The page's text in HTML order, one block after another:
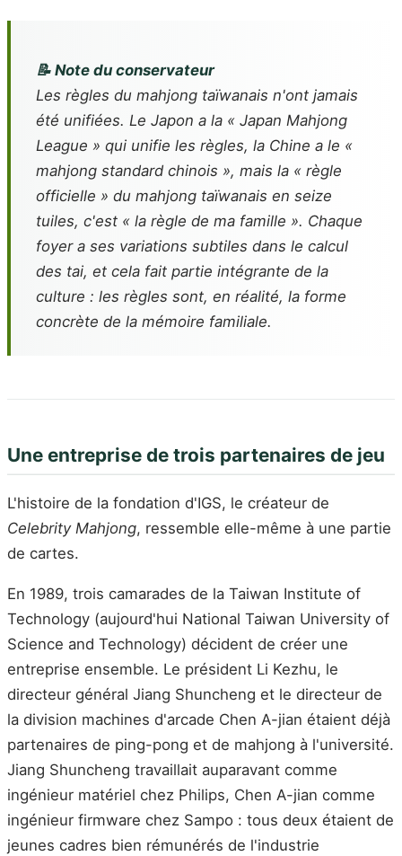
📝 Note du conservateur
Les règles du mahjong taïwanais n'ont jamais
été unifiées. Le Japon a la « Japan Mahjong
League » qui unifie les règles, la Chine a le «
mahjong standard chinois », mais la « règle
officielle » du mahjong taïwanais en seize
tuiles, c'est « la règle de ma famille ». Chaque
foyer a ses variations subtiles dans le calcul
des tai, et cela fait partie intégrante de la
culture : les règles sont, en réalité, la forme
concrète de la mémoire familiale.
Une entreprise de trois partenaires de jeu
L'histoire de la fondation d'IGS, le créateur de
Celebrity Mahjong, ressemble elle-même à une partie
de cartes.
En 1989, trois camarades de la Taiwan Institute of
Technology (aujourd'hui National Taiwan University of
Science and Technology) décident de créer une
entreprise ensemble. Le président Li Kezhu, le
directeur général Jiang Shuncheng et le directeur de
la division machines d'arcade Chen A-jian étaient déjà
partenaires de ping-pong et de mahjong à l'université.
Jiang Shuncheng travaillait auparavant comme
ingénieur matériel chez Philips, Chen A-jian comme
ingénieur firmware chez Sampo : tous deux étaient de
jeunes cadres bien rémunérés de l'industrie